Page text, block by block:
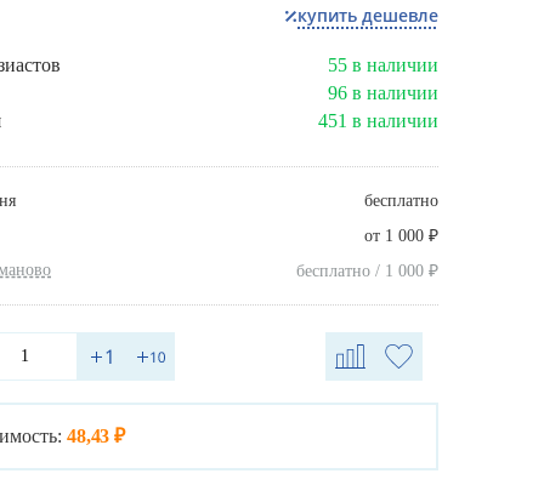
купить дешевле
55 в наличии
96 в наличии
451 в наличии
бесплатно
от 1 000 ₽
бесплатно / 1 000 ₽
48,43 ₽